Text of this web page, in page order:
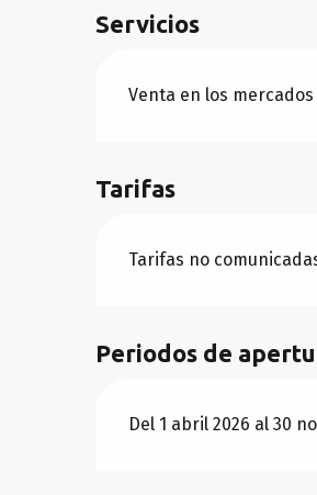
Servicios
Venta en los mercados
Tarifas
Tarifas no
Periodos de
Del 1 abril 2026 al 30